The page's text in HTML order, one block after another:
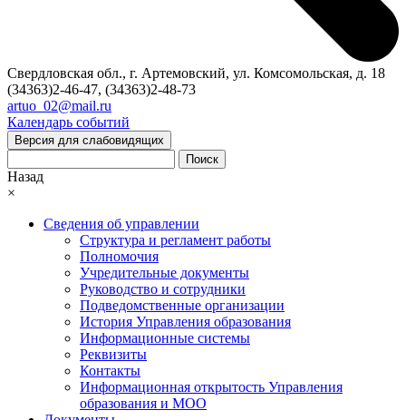
Свердловская обл., г. Артемовский, ул. Комсомольская, д. 18
(34363)2-46-47, (34363)2-48-73
artuo_02@mail.ru
Календарь событий
Версия для слабовидящих
Поиск
Назад
×
Сведения об управлении
Структура и регламент работы
Полномочия
Учредительные документы
Руководство и сотрудники
Подведомственные организации
История Управления образования
Информационные системы
Реквизиты
Контакты
Информационная открытость Управления
образования и МОО